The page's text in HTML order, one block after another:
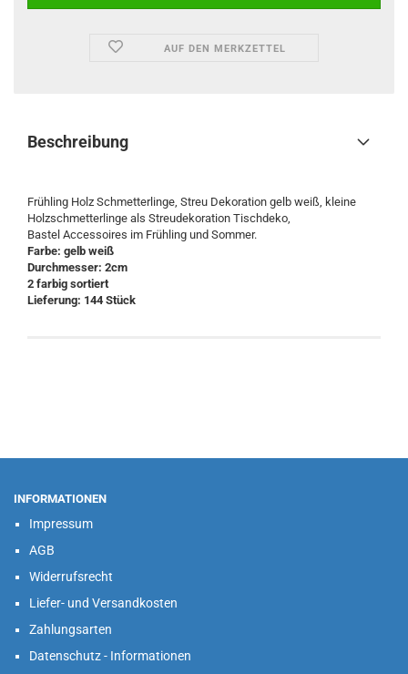
AUF DEN MERKZETTEL
Beschreibung
Frühling Holz Schmetterlinge, Streu Dekoration gelb weiß, kleine
Holzschmetterlinge als Streudekoration Tischdeko,
Bastel Accessoires im Frühling und Sommer.
Farbe: gelb weiß
Durchmesser: 2cm
2 farbig sortiert
Lieferung: 144 Stück
INFORMATIONEN
Impressum
AGB
Widerrufsrecht
Liefer- und Versandkosten
Zahlungsarten
Datenschutz - Informationen